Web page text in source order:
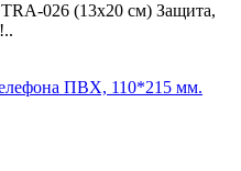
026 (13x20 см) Защита,